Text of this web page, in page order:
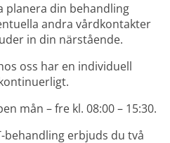
planera din behandling
andra vårdkontakter
in din närstående.
oss har en individuell
mån – fre kl. 08:00 – 15:30.
behandling erbjuds du två